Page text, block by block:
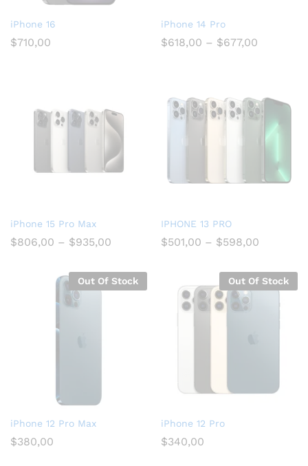
iPhone 16
$710,00
iPhone 14 Pro
$618,00 – $677,00
iPhone 15 Pro Max
$806,00 – $935,00
IPHONE 13 PRO
$501,00 – $598,00
Out Of Stock
iPhone 12 Pro Max
$380,00
Out Of Stock
iPhone 12 Pro
$340,00